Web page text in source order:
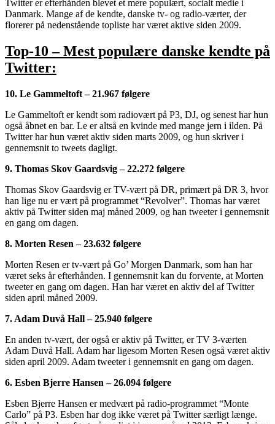
Twitter er efterhånden blevet et mere populært, socialt medie i
Danmark. Mange af de kendte, danske tv- og radio-værter, der
florerer på nedenstående topliste har været aktive siden 2009.
Top-10 – Mest populære danske kendte på
Twitter:
10. Le Gammeltoft – 21.967 følgere
Le Gammeltoft er kendt som radiovært på P3, DJ, og senest har hun
også åbnet en bar. Le er altså en kvinde med mange jern i ilden. På
Twitter har hun været aktiv siden marts 2009, og hun skriver i
gennemsnit to tweets dagligt.
9. Thomas Skov Gaardsvig – 22.272 følgere
Thomas Skov Gaardsvig er TV-vært på DR, primært på DR 3, hvor
han lige nu er vært på programmet “Revolver”. Thomas har været
aktiv på Twitter siden maj måned 2009, og han tweeter i gennemsnit
en gang om dagen.
8. Morten Resen – 23.632 følgere
Morten Resen er tv-vært på Go’ Morgen Danmark, som han har
været seks år efterhånden. I gennemsnit kan du forvente, at Morten
tweeter en gang om dagen. Han har været en aktiv del af Twitter
siden april måned 2009.
7. Adam Duvå Hall – 25.940 følgere
En anden tv-vært, der også er aktiv på Twitter, er TV 3-værten
Adam Duvå Hall. Adam har ligesom Morten Resen også været aktiv
siden april 2009. Adam tweeter i gennemsnit en gang om dagen.
6. Esben Bjerre Hansen – 26.094 følgere
Esben Bjerre Hansen er medvært på radio-programmet “Monte
Carlo” på P3. Esben har dog ikke været på Twitter særligt længe.